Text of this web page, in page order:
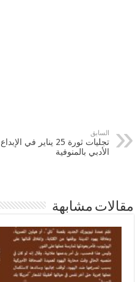
السابق
تجليات ثورة 25 يناير في الإبداع
الأدبي بالمنوفية
مقالات مشابهة